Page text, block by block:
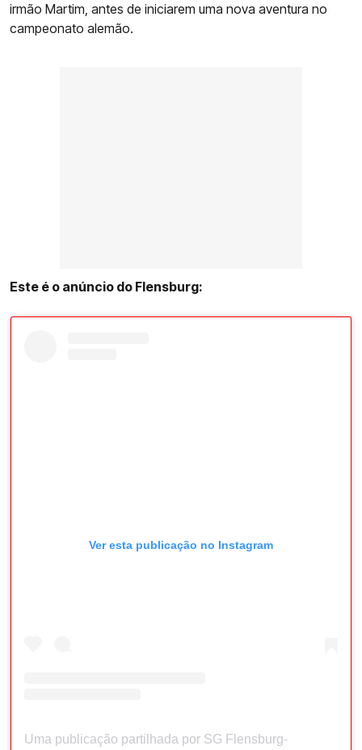
irmão Martim, antes de iniciarem uma nova aventura no
campeonato alemão.
Este é o anúncio do Flensburg:
Ver esta publicação no Instagram
Uma publicação partilhada por SG Flensburg-